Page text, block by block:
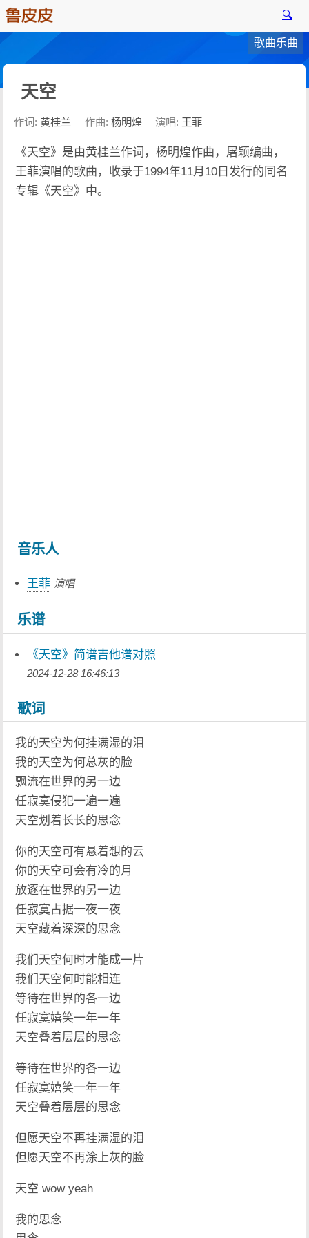
🔍
歌曲乐曲
天空
作词: 黄桂兰 作曲: 杨明煌 演唱: 王菲
《天空》是由黄桂兰作词，杨明煌作曲，屠颖编曲，
王菲演唱的歌曲，收录于1994年11月10日发行的同名
专辑《天空》中。
音乐人
王菲 演唱
乐谱
《天空》简谱吉他谱对照
2024-12-28 16:46:13
歌词
我的天空为何挂满湿的泪
我的天空为何总灰的脸
飘流在世界的另一边
任寂寞侵犯一遍一遍
天空划着长长的思念
你的天空可有悬着想的云
你的天空可会有冷的月
放逐在世界的另一边
任寂寞占据一夜一夜
天空藏着深深的思念
我们天空何时才能成一片
我们天空何时能相连
等待在世界的各一边
任寂寞嬉笑一年一年
天空叠着层层的思念
等待在世界的各一边
任寂寞嬉笑一年一年
天空叠着层层的思念
但愿天空不再挂满湿的泪
但愿天空不再涂上灰的脸
天空 wow yeah
我的思念